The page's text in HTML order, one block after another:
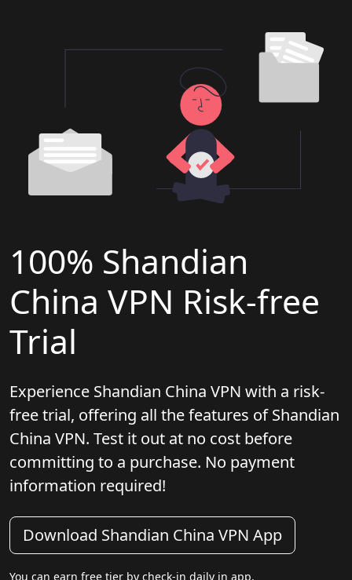
100% Shandian
China VPN Risk-free
Trial
Experience Shandian China VPN with a risk-
free trial, offering all the features of Shandian
China VPN. Test it out at no cost before
committing to a purchase. No payment
information required!
Download Shandian China VPN App
You can earn free tier by check-in daily in app.